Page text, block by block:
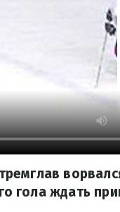
гола ждать